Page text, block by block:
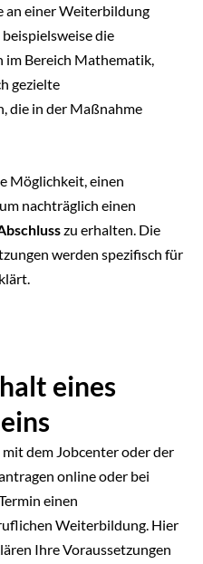
an einer Weiterbildung
die
im Bereich Mathematik,
gezielte
die in der Maßnahme
Möglichkeit, einen
nachträglich einen
zu erhalten. Die
werden spezifisch für
eines
dem Jobcenter oder der
online oder bei
einen
Weiterbildung. Hier
Ihre Voraussetzungen